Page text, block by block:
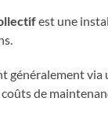
est une
généralement via
de